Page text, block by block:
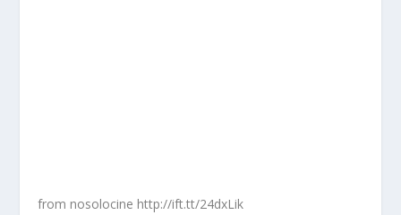
from nosolocine http://ift.tt/24dxLik